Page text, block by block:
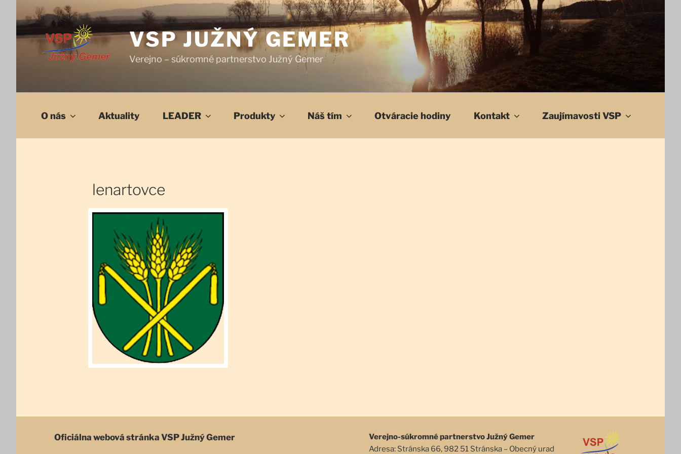
Prejsť
na
VSP JUŽNÝ GEMER
Verejno – súkromné partnerstvo Južný Gemer
O nás Aktuality LEADER Produkty Náš tím Otváracie hodiny Kontakt Zaujímavosti VSP
lenartovce
Oficiálna webová stránkaVSP Južný Gemer
Verejno-súkromné partnerstvo Južný Gemer
Adresa: Stránska 66, 982 51 Stránska – Obecný urad